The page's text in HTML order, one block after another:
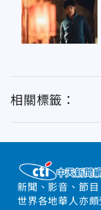
相關標籤：
新聞、影音、節
世界各地華人亦